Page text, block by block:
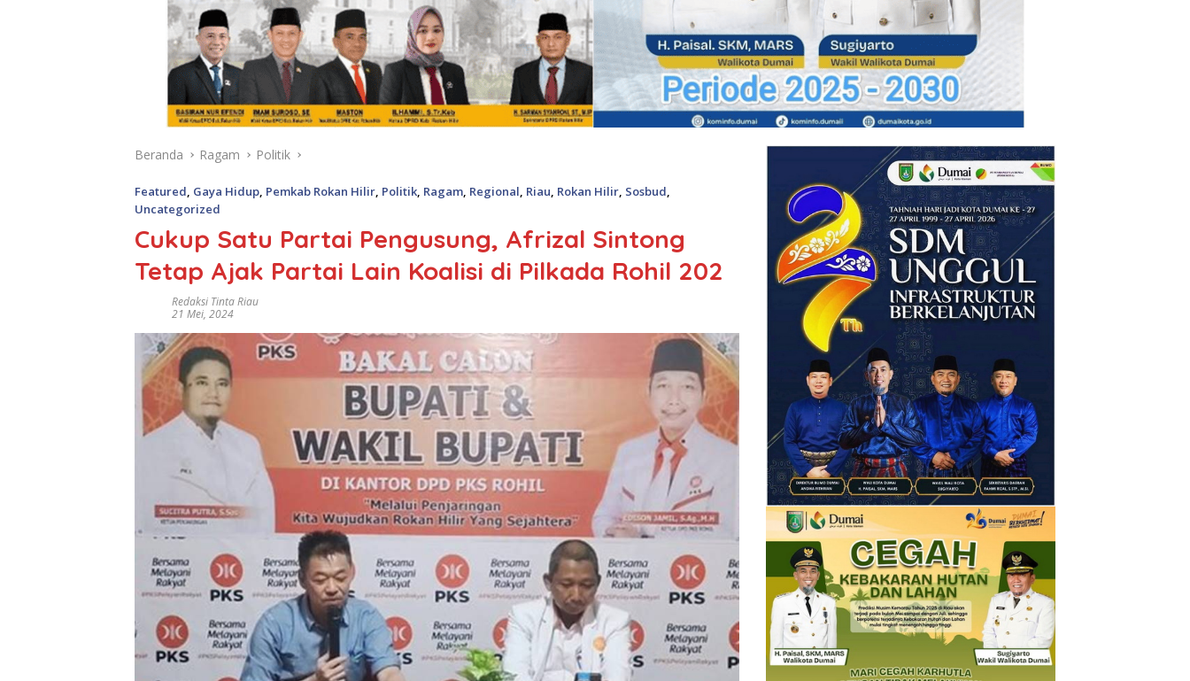
Beranda Ragam Politik
Featured, Gaya Hidup, Pemkab Rokan Hilir, Politik, Ragam, Regional, Riau, Rokan Hilir, Sosbud,
Uncategorized
Cukup Satu Partai Pengusung, Afrizal Sintong
Tetap Ajak Partai Lain Koalisi di Pilkada Rohil 202
Redaksi Tinta Riau
21 Mei, 2024